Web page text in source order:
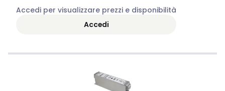
Accedi per visualizzare prezzi e disponibilità
Accedi